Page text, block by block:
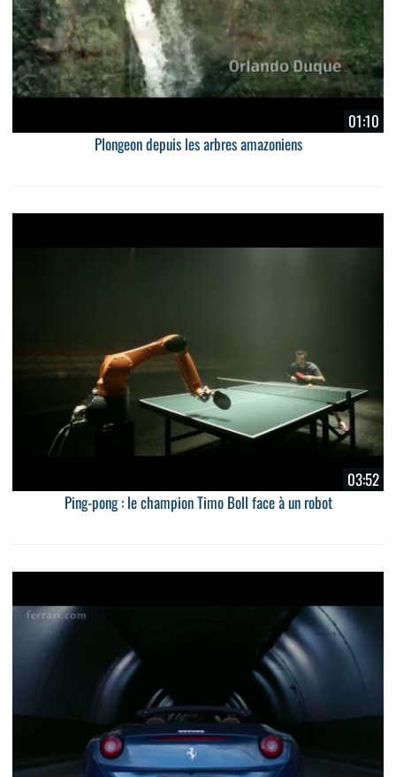
01:10
Plongeon depuis les arbres amazoniens
03:52
Ping-pong : le champion Timo Boll face à un robot